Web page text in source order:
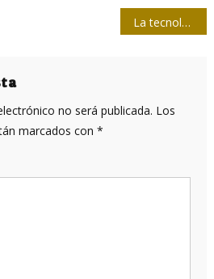
La tecnología y los efectos de la adicción
no será publicada. Los
marcados con *